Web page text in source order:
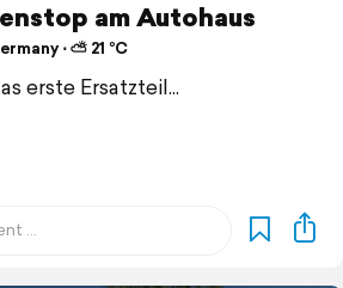
am Autohaus
⋅ ⛅ 21 °C
erste Ersatzteil...